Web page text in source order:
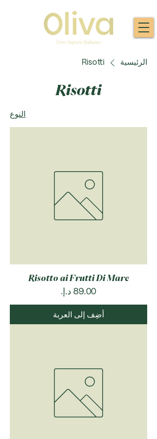
الرئيسية Risotti
Risotti
النوع
Risotto ai Frutti Di Mare
السعر
أضِف إلى العربة